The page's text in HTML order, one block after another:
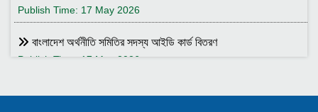
Publish Time: 17 May 2026
বাংলাদেশ অর্থনীতি সমিতির সদস্য আইডি কার্ড বিতরণ
Publish Time: 17 May 2026